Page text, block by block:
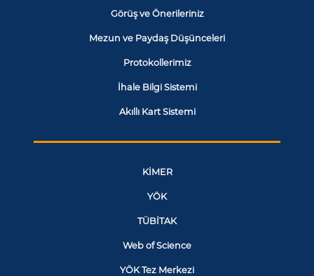
Görüş ve Önerileriniz
Mezun ve Paydaş Düşünceleri
Protokollerimiz
İhale Bilgi Sistemi
Akıllı Kart Sistemi
KİMER
YÖK
TÜBİTAK
Web of Science
YÖK Tez Merkezi